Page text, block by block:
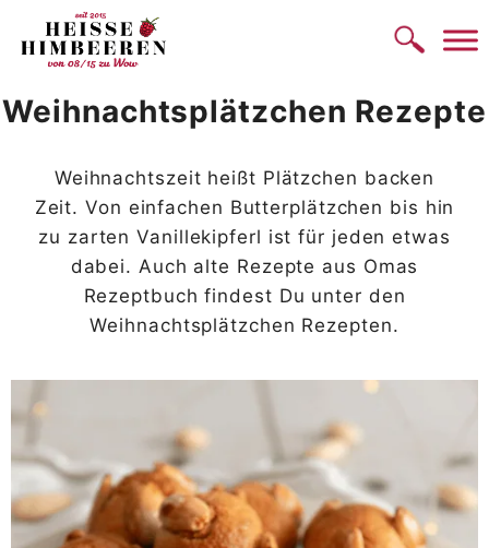
Zum
Inhalt
Weihnachtsplätzchen Rezepte
Weihnachtszeit heißt Plätzchen backen
Zeit. Von einfachen Butterplätzchen bis hin
zu zarten Vanillekipferl ist für jeden etwas
dabei. Auch alte Rezepte aus Omas
Rezeptbuch findest Du unter den
Weihnachtsplätzchen Rezepten.